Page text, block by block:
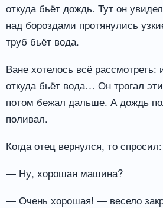
откуда бьёт дождь. Тут он
над бороздами протянулись
труб бьёт вода.
Ване хотелось всё рассмотреть:
откуда бьёт вода… Он трогал
потом бежал дальше. А дождь
поливал.
Когда отец вернулся, то спросил:
— Ну, хорошая машина?
— Очень хорошая! — весело